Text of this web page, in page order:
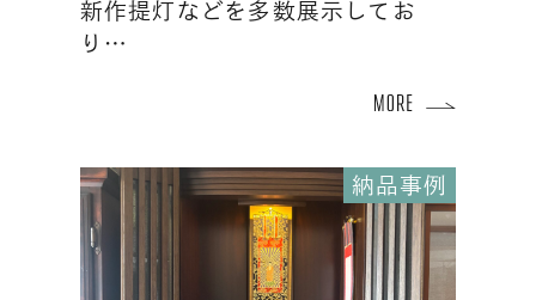
新作提灯などを多数展示してお
り…
納品事例